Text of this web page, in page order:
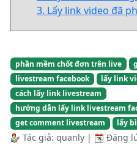
3. Lấy link video đã
phần mềm chốt đơn trên live
livestream facebook
lấy link
cách lấy link livestream
hướng dẫn lấy link livestream
get comment livestream
lấy
Tác giả: quanly | Đăng